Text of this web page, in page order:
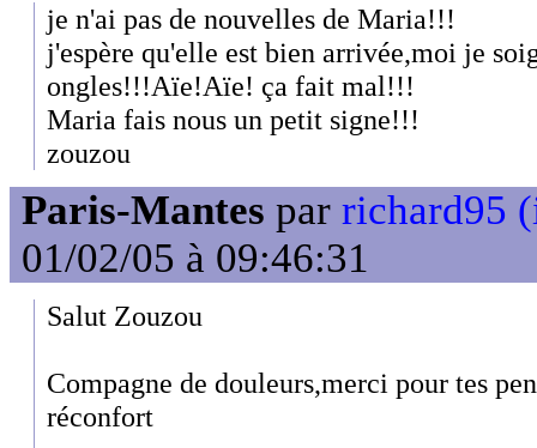
je n'ai pas de nouvelles de Maria!!!
j'espère qu'elle est bien arrivée,moi je
ongles!!!Aïe!Aïe! ça fait mal!!!
Maria fais nous un petit signe!!!
zouzou
Paris-Mantes par richard95
01/02/05 à 09:46:31
Salut Zouzou
Compagne de douleurs,merci pour tes
réconfort